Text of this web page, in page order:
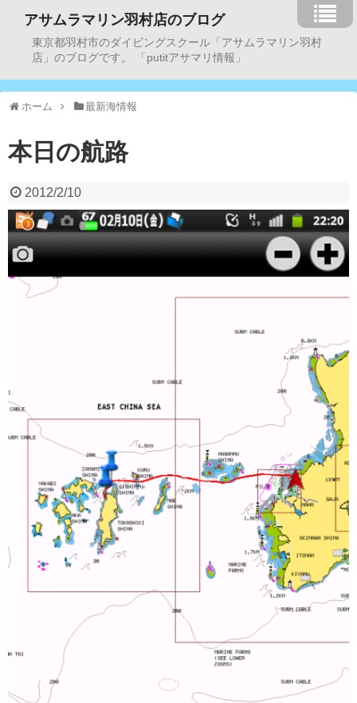
アサムラマリン羽村店のブログ
東京都羽村市のダイビングスクール「アサムラマリン羽村
店」のブログです。 「putitアサマリ情報」
ホーム 最新海情報
本日の航路
2012/2/10